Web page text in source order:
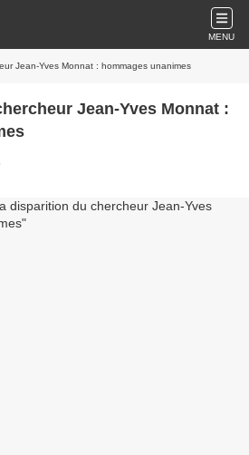
MENU
Jean-Yves Monnat : hommages unanimes
Jean-Yves Monnat :